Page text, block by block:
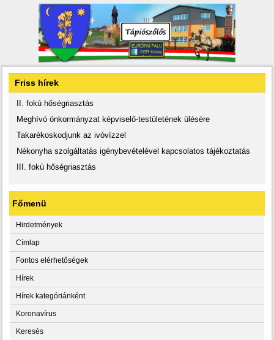
Friss hírek
II. fokú hőségriasztás
Meghívó önkormányzat képviselő-testületének ülésére
Takarékoskodjunk az ivóvízzel
Nékonyha szolgáltatás igénybevételével kapcsolatos tájékoztatás
III. fokú hőségriasztás
Főmenü
Hirdetmények
Címlap
Fontos elérhetőségek
Hírek
Hírek kategóriánként
Koronavírus
Keresés